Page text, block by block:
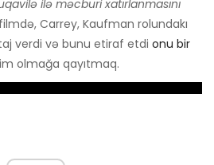
ilə məcburi xatırlanmasını
Carrey, Kaufman rolundakı
verdi və bunu etiraf etdi onu bir
olmağa qayıtmaq.